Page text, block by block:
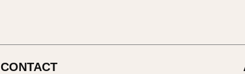
CONTACT